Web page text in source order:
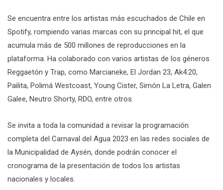
Se encuentra entre los artistas más escuchados de Chile en
Spotify, rompiendo varias marcas con su principal hit, el que
acumula más de 500 millones de reproducciones en la
plataforma. Ha colaborado con varios artistas de los géneros
Reggaetón y Trap, como Marcianeke, El Jordan 23, Ak4:20,
Pailita, Polimá Westcoast, Young Cister, Simón La Letra, Galen
Galee, Neutro Shorty, RDO, entre otros.
Se invita a toda la comunidad a revisar la programación
completa del Carnaval del Agua 2023 en las redes sociales de
la Municipalidad de Aysén, donde podrán conocer el
cronograma de la presentación de todos los artistas
nacionales y locales.